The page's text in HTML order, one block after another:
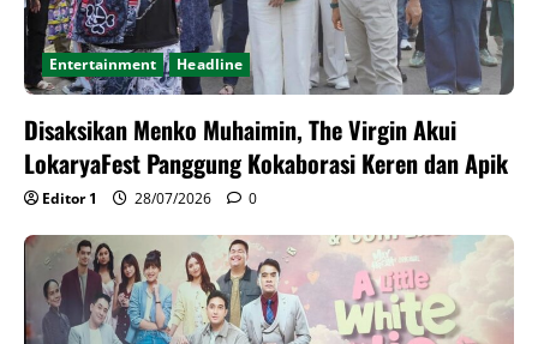
Entertainment Headline
Disaksikan Menko Muhaimin, The Virgin Akui
LokaryaFest Panggung Kokaborasi Keren dan Apik
Editor 1 28/07/2026 0